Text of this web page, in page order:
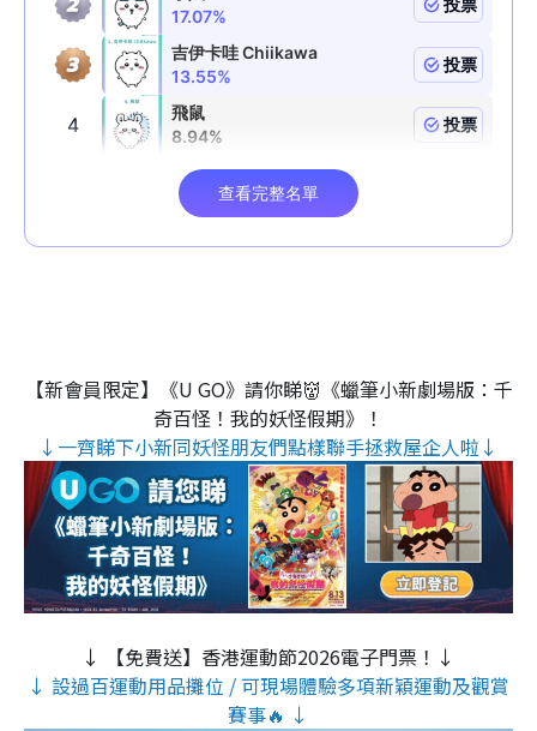
【新會員限定】《U GO》請你睇👹《蠟筆小新劇場版：千
奇百怪！我的妖怪假期》！
↓一齊睇下小新同妖怪朋友們點樣聯手拯救屋企人啦↓
↓ 【免費送】香港運動節2026電子門票！↓
↓ 設過百運動用品攤位 / 可現場體驗多項新穎運動及觀賞
賽事🔥 ↓